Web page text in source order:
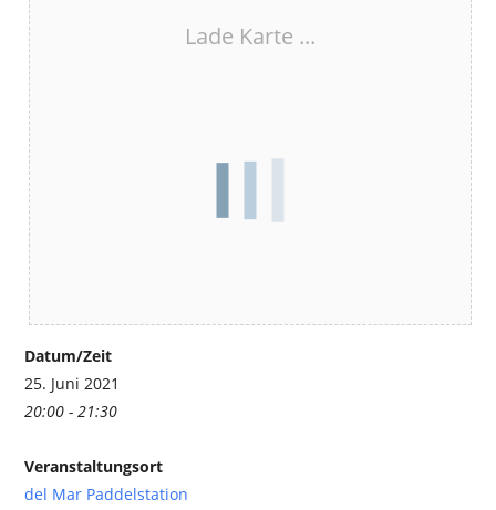
Lade Karte ...
Datum/Zeit
25. Juni 2021
20:00 - 21:30
Veranstaltungsort
del Mar Paddelstation